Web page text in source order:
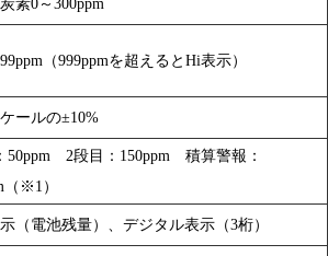
素0～300ppm
（999ppmを超えるとHi表示）
ールの±10%
50ppm 2段目：150ppm 積算警報：
（※1）
（電池残量）、デジタル表示（3桁）